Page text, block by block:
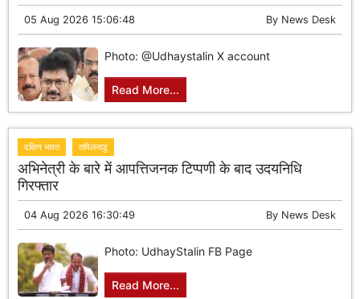
05 Aug 2026 15:06:48 By News Desk
Photo: @Udhaystalin X account
Read More...
दक्षिण भारत तमिलनाडु
अभिनेत्री के बारे में आपत्तिजनक टिप्पणी के बाद उदयनिधि
गिरफ्तार
04 Aug 2026 16:30:49 By News Desk
Photo: UdhayStalin FB Page
Read More...